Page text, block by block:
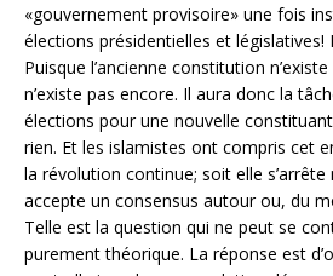
«gouvernement provisoire» une fois
élections présidentielles et législatives!
Puisque l’ancienne constitution
n’existe pas encore. Il aura donc la
élections pour une nouvelle
rien. Et les islamistes ont compris cet
la révolution continue; soit elle
accepte un consensus autour ou, du
Telle est la question qui ne peut se
purement théorique. La réponse est